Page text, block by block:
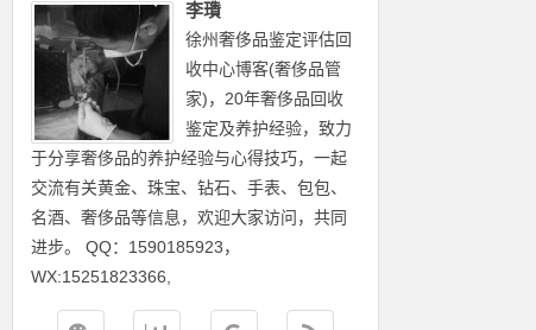
李璳
徐州奢侈品鉴定评估回
收中心博客(奢侈品管
家)，20年奢侈品回收
鉴定及养护经验，致力
于分享奢侈品的养护经验与心得技巧，一起
交流有关黄金、珠宝、钻石、手表、包包、
名酒、奢侈品等信息，欢迎大家访问，共同
进步。 QQ：1590185923，
WX:15251823366,